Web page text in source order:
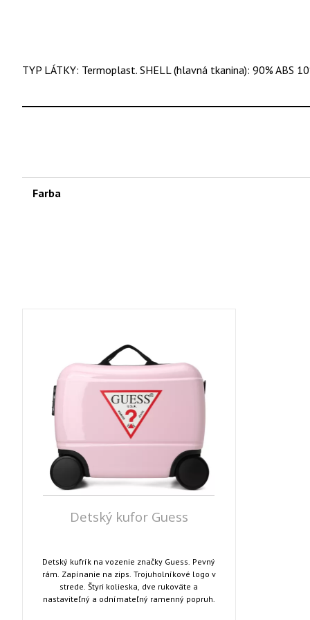
TYP LÁTKY: Termoplast. SHELL (hlavná tkanina): 90% ABS
Farba
Detský kufor Guess
Detský kufrík na vozenie značky Guess. Pevný
rám. Zapínanie na zips. Trojuholníkové logo v
strede. Štyri kolieska, dve rukoväte a
nastaviteľný a odnímateľný ramenný popruh.